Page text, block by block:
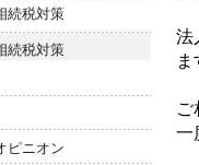
法
ま
ご
一
続税対策
続税対策
ピニオン